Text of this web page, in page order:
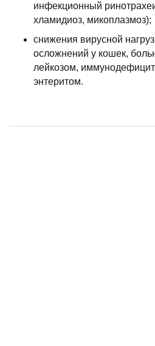
инфекционный
хламидиоз, микоплазмоз);
снижения вирусной
осложнений у кошек,
лейкозом,
энтеритом.